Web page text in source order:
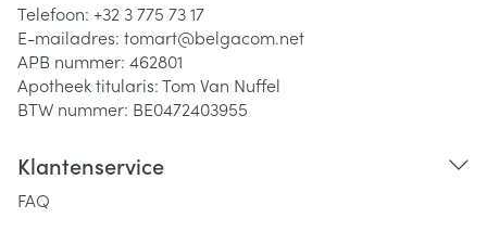
Telefoon: +32 3 775 73 17
E-mailadres: tomart@belgacom.net
APB nummer: 462801
Apotheek titularis:Tom Van Nuffel
BTW nummer: BE0472403955
Klantenservice
FAQ